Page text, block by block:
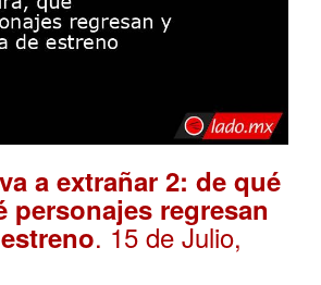
a extrañar 2: de qué
personajes regresan
. 15 de Julio,